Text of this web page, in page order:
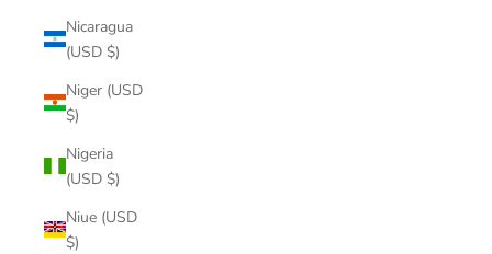
Nicaragua
(USD $)
Niger (USD
$)
Nigeria
(USD $)
Niue (USD
$)